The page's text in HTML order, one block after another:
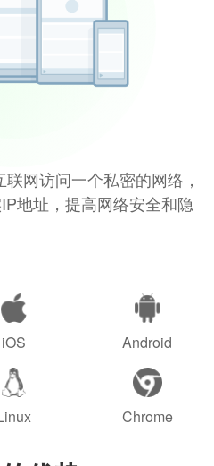
网访问一个私密的网络，
地址，提高网络安全和隐
iOS Android
Chrome